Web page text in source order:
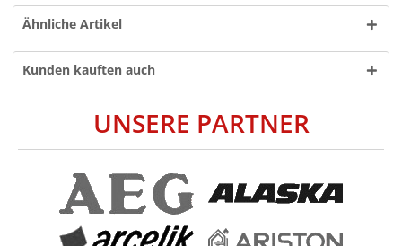
Ähnliche Artikel
Kunden kauften auch
UNSERE PARTNER